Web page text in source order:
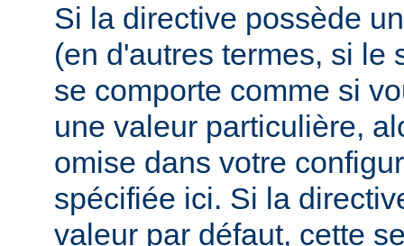
Si la directive possède
(en d'autres termes, si le
se comporte comme si
une valeur particulière,
omise dans votre
spécifiée ici. Si la
valeur par défaut, cette